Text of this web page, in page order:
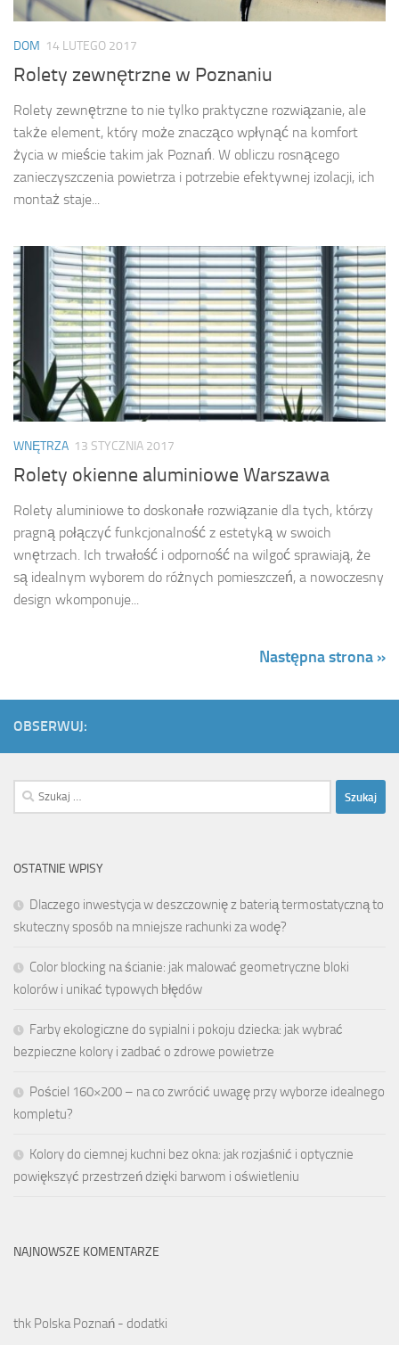
DOM 14 LUTEGO 2017
Rolety zewnętrzne w Poznaniu
Rolety zewnętrzne to nie tylko praktyczne rozwiązanie, ale
także element, który może znacząco wpłynąć na komfort
życia w mieście takim jak Poznań. W obliczu rosnącego
zanieczyszczenia powietrza i potrzebie efektywnej izolacji, ich
montaż staje...
WNĘTRZA 13 STYCZNIA 2017
Rolety okienne aluminiowe Warszawa
Rolety aluminiowe to doskonałe rozwiązanie dla tych, którzy
pragną połączyć funkcjonalność z estetyką w swoich
wnętrzach. Ich trwałość i odporność na wilgoć sprawiają, że
są idealnym wyborem do różnych pomieszczeń, a nowoczesny
design wkomponuje...
Następna strona »
OBSERWUJ:
Szukaj:
OSTATNIE WPISY
Dlaczego inwestycja w deszczownię z baterią termostatyczną to
skuteczny sposób na mniejsze rachunki za wodę?
Color blocking na ścianie: jak malować geometryczne bloki
kolorów i unikać typowych błędów
Farby ekologiczne do sypialni i pokoju dziecka: jak wybrać
bezpieczne kolory i zadbać o zdrowe powietrze
Pościel 160×200 – na co zwrócić uwagę przy wyborze idealnego
kompletu?
Kolory do ciemnej kuchni bez okna: jak rozjaśnić i optycznie
powiększyć przestrzeń dzięki barwom i oświetleniu
NAJNOWSZE KOMENTARZE
thk Polska Poznań - dodatki